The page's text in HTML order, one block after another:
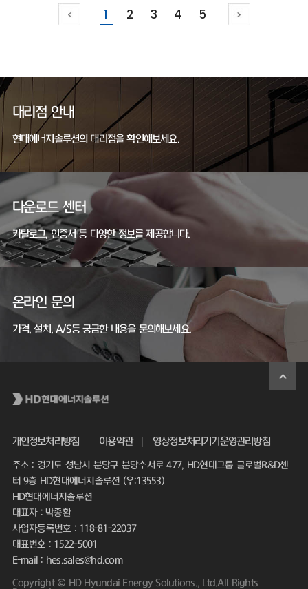
1 2 3 4 5
대리점 안내
현대에너지솔루션의 대리점을 확인해보세요.
다운로드 센터
카탈로그, 인증서 등 다양한 정보를 제공합니다.
온라인 문의
가격, 설치, A/S등 궁금한 내용을 문의해보세요.
개인정보처리방침 이용약관 영상정보처리기기운영관리방침
주소 : 경기도 성남시 분당구 분당수서로 477, HD현대그룹 글로벌R&D센
터 9층 HD현대에너지솔루션 (우:13553)
HD현대에너지솔루션
대표자 : 박종환
사업자등록번호 : 118-81-22037
대표번호 : 1522-5001
E-mail : hes.sales@hd.com
Copyright © HD Hyundai Energy Solutions., Ltd.All Rights